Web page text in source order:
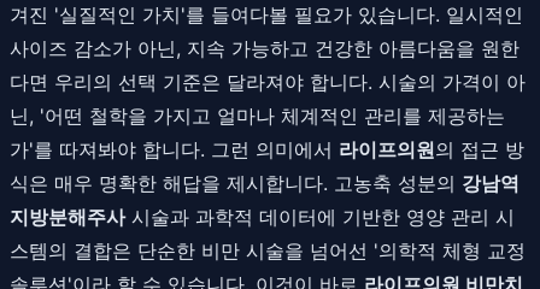
겨진 '실질적인 가치'를 들여다볼 필요가 있습니다. 일시적인
사이즈 감소가 아닌, 지속 가능하고 건강한 아름다움을 원한
다면 우리의 선택 기준은 달라져야 합니다. 시술의 가격이 아
닌, '어떤 철학을 가지고 얼마나 체계적인 관리를 제공하는
가'를 따져봐야 합니다. 그런 의미에서 라이프의원의 접근 방
식은 매우 명확한 해답을 제시합니다. 고농축 성분의 강남역
지방분해주사시술과 과학적 데이터에 기반한 영양 관리 시
스템의 결합은 단순한 비만 시술을 넘어선 '의학적 체형 교정
솔루션'이라 할 수 있습니다. 이것이 바로 라이프의원 비만치